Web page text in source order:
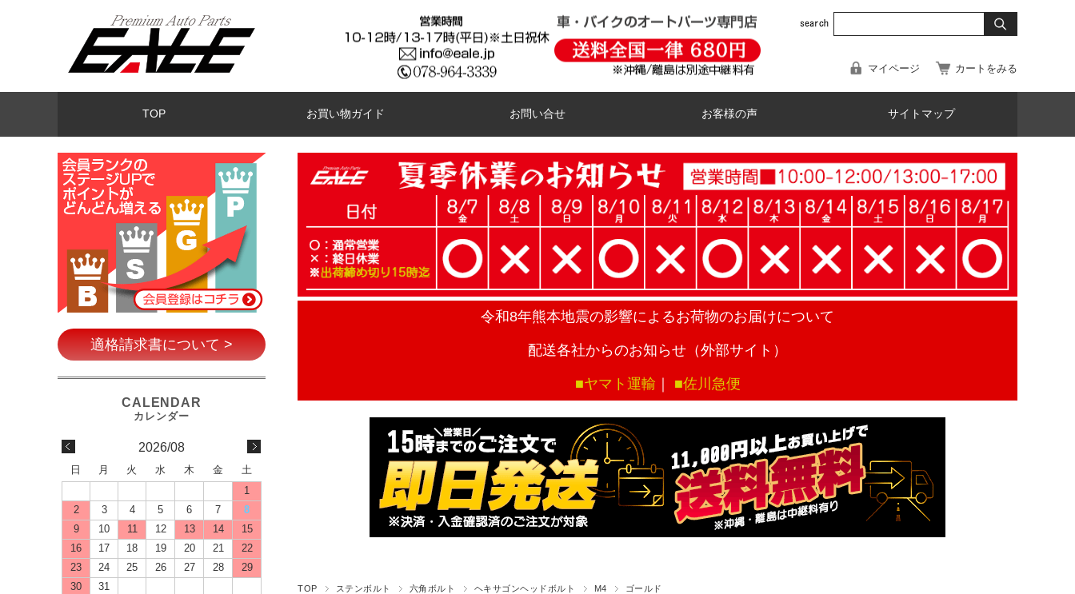
マイページ カートをみる
TOP お買い物ガイド お問い合せ お客様の声 サイトマップ
令和8年熊本地震の影響によるお荷物のお届けについて
配送各社からのお知らせ（外部サイト）
■ヤマト運輸 ■佐川急便
TOP ステンボルト 六角ボルト ヘキサゴンヘッドボルト M4 ゴールド
適格請求書について >
2026/08
日 月 火 水 木 金
土
1
2
3 4 5 6 7
8
9
10 11 12 13 14
15
16
17 18 19 20 21
22
23
24 25 26 27 28
29
30
31